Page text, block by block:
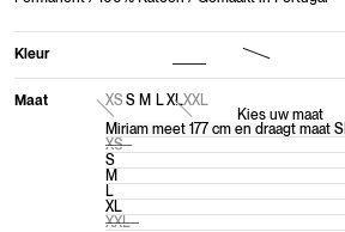
Kleur
Maat XS S M LXLXXL
Kies uw maat
Miriam meet 177 cm en draagt maat S
XS
S
M
L
XL
XXL